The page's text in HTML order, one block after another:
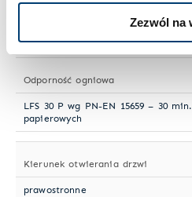
Zezwól na
Odporność ogniowa
LFS 30 P wg PN-EN 15659 – 30
papierowych
Kierunek otwierania drzwi
prawostronne